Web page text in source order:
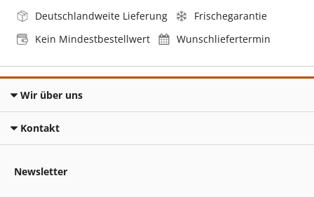
Deutschlandweite Lieferung
Frischegarantie
Kein Mindestbestellwert
Wunschliefertermin
Wir über uns
Kontakt
Newsletter